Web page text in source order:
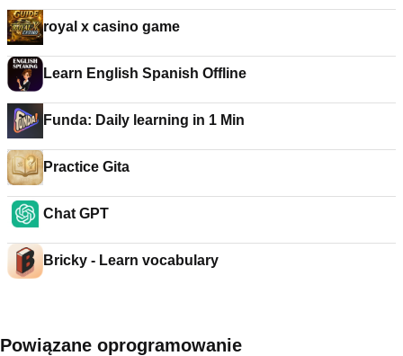
royal x casino game
Learn English Spanish Offline
Funda: Daily learning in 1 Min
Practice Gita
Chat GPT
Bricky - Learn vocabulary
Powiązane oprogramowanie